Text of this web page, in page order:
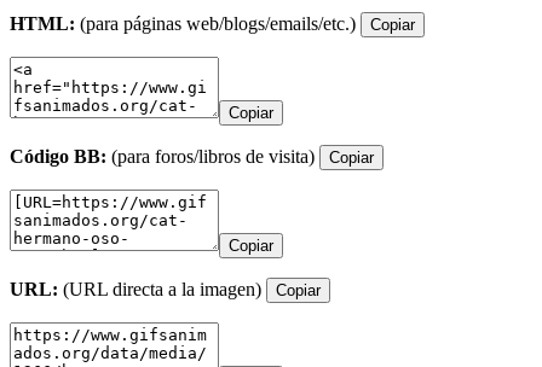
HTML: (para páginas web/blogs/emails/etc.) Copiar
Copiar
Código BB: (para foros/libros de visita) Copiar
Copiar
URL: (URL directa a la imagen) Copiar